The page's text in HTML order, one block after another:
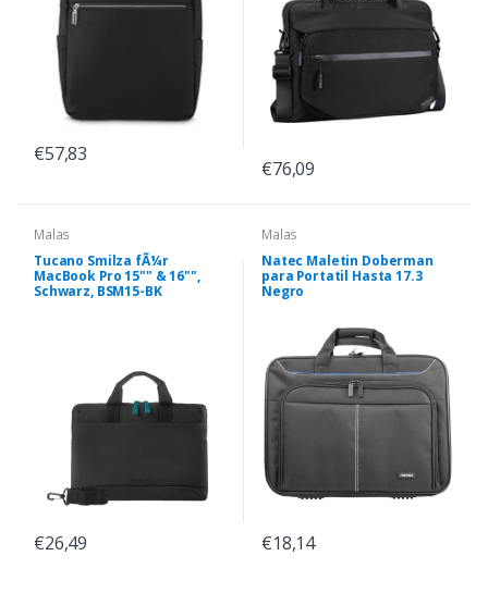
€57,83
€76,09
Malas
Tucano Smilza fÃ¼r
MacBook Pro 15"" & 16"",
Schwarz, BSM15-BK
€26,49
Malas
Natec Maletin Doberman
para Portatil Hasta 17.3
Negro
€18,14